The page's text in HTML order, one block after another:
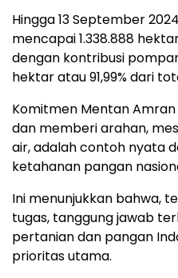
Hingga 13 September
mencapai 1.338.888
dengan kontribusi
hektar atau 91,99% dari
Komitmen Mentan
dan memberi arahan,
air, adalah contoh nyata
ketahanan pangan
Ini menunjukkan bahwa,
tugas, tanggung jawab
pertanian dan pangan
prioritas utama.